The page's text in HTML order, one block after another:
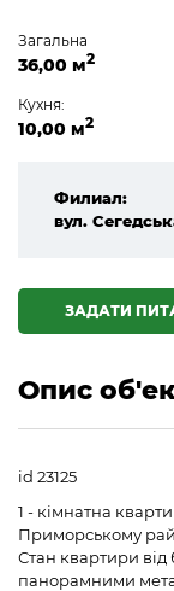
Загальна
36,00 м2
Кухня:
10,00 м2
Филиал:
вул.
ЗАДАТИ
Опис
id 23125
1 - кімнатна
Приморському
Стан квартири від
панорамними